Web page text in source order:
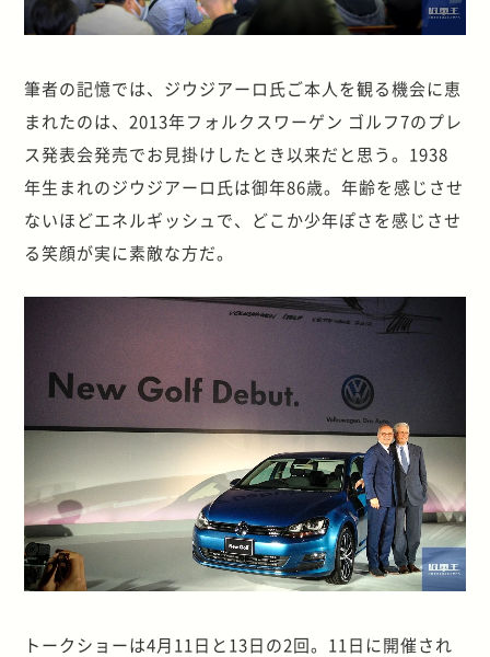
筆者の記憶では、ジウジアーロ氏ご本人を観る機会に恵
まれたのは、2013年フォルクスワーゲン ゴルフ7のプレ
ス発表会発売でお見掛けしたとき以来だと思う。1938
年生まれのジウジアーロ氏は御年86歳。年齢を感じさせ
ないほどエネルギッシュで、どこか少年ぽさを感じさせ
る笑顔が実に素敵な方だ。
トークショーは4月11日と13日の2回。11日に開催され